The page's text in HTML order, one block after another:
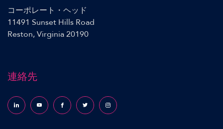
コーポレート・ヘッド
11491 Sunset Hills Road
Reston, Virginia 20190
連絡先
Follow us on LinkedInFollow us on YouTubeFollow us on Facebook
Follow us on X (formerly Twitter)
Follow us on Instagram